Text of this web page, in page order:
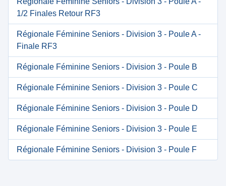
1/2 Finales Retour RF3
Régionale Féminine Seniors - Division 3 - Poule A -
Finale RF3
Régionale Féminine Seniors - Division 3 - Poule B
Régionale Féminine Seniors - Division 3 - Poule C
Régionale Féminine Seniors - Division 3 - Poule D
Régionale Féminine Seniors - Division 3 - Poule E
Régionale Féminine Seniors - Division 3 - Poule F